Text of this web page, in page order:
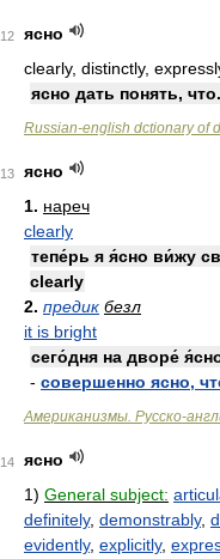
12
ясно
clearly, distinctly,
ясно дать понять,
Russian-english dctionary of
13
ясно
1. нареч
clearly
тепе́рь я я́сно ви́жу
clearly
2. предик безл
it is bright
сего́дня на дворе́
- совершенно ясно,
Американизмы. Русско-
14
ясно
1) General subject:
definitely, demonstrably,
evidently, explicitly,